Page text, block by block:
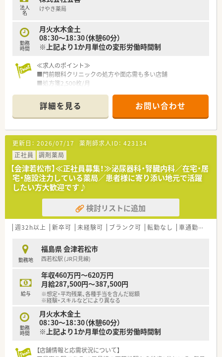
法人
名 けやき薬局
勤務
時間
月火水木金土
08：30～18：30（休憩60分）
※上記より1か月単位の変形労働時間制
≪求人のポイント≫
■門前眼科クリニックの処方や面応需も多い店舗
■処方箋2,500枚/月
■在宅や薬薬連携にも力を入れている薬局
≪こんな方にオススメ≫
■会津若松市で地域に根ざした薬局で働きたい方
■企業理念に基づく経営を行っており、フラットで一貫性のある
社風で安心して働きたい方
■処方箋枚数に対しゆとりある人員体制をエリアで構築し、患者
様とのお時間を大切に勤務したい方
・・＊ 企業の特徴 ＊・・
■会津若松エリアを中心に店舗展開をする地域密着の調剤薬局
です。
■社訓・クレドを定め、経営者からパートタイマー社員まで変わ
ることのない価値観を共有し、親切であたたかい高品質な薬局サ
ービスを目指している企業です。
県内に展開を進める企業です。
■公休：年間休日115日でライフワークバランス充実！
■小学校3年生終了時まで時短勤務可能！子育て世代への福利厚
生充実◎
薬剤師スタッフ対象の薬剤師勉強会、プレ管理職研修、管理職研
修、資格取得・学習支援制度などさまざまな教育・研修制度を用意
しています♪
詳細を見る お問い合わせ
更新日： 2026/07/17 薬剤師求人ID： 423134
正社員
調剤薬局
【会津若松市】≪正社員募集！≫泌尿器科・腎臓内科／在宅・居
宅・施設注力している薬局／患者様に寄り添い地元で活躍
したい方大歓迎です♪
検討リストに追加
週32h以上 新卒可 未経験可 ブランク可 転勤なし 車通勤可
勤務地
福島県 会津若松市
西若松駅 (JR只見線)
給与
年収460万円～620万円
月給287,500円～387,500円
※想定・平均残業、各種手当を含んだ総額
※経験・スキルなどにより異なる
勤務
時間
月火水木金土
08：30～18：30（休憩60分）
※上記より1か月単位の変形労働時間制
【店舗情報と応需状況について】